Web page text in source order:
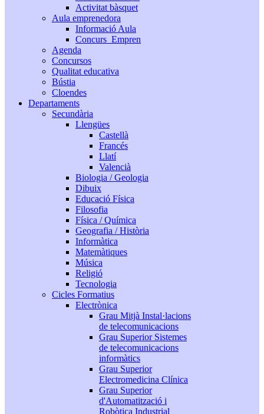
Activitat bàsquet
Aula emprenedora
Informació Aula
Concurs_Empren
Agenda
Concursos
Qualitat educativa
Bústia
Cloendes
Departaments
Secundària
Llengües
Castellà
Francés
Llatí
Valencià
Biologia / Geologia
Dibuix
Educació Física
Filosofia
Física / Química
Geografia / Història
Informàtica
Matemàtiques
Música
Religió
Tecnologia
Cicles Formatius
Electrònica
Grau Mitjà Instal·lacions
de telecomunicacions
Grau Superior Sistemes
de telecomunicacions
informàtics
Grau Superior
Electromedicina Clínica
Grau Superior
d'Automatització i
Robòtica Industrial